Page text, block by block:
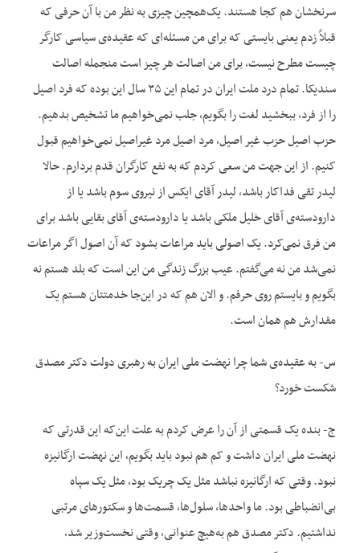
سرنخشان هم کجا هستند. یک‌همچین چیزی به نظر من با آن حرفی که
قبلاً زدم یعنی بایستی که برای من مسئله‌ای که عقیده‌ی سیاسی کارگر
چیست مطرح نیست، برای من اصالت هر چیز است منجمله اصالت
سندیکا. تمام درد ملت ایران در تمام این ۳۵ سال این بوده که فرد اصیل
را از فرد، ببخشید لغت را بگویم، جلب نمی‌خواهیم ما تشخیص بدهیم.
حزب اصیل حزب غیر اصیل، مرد اصیل مرد غیراصیل نمی‌خواهیم قبول
کنیم. از این جهت من سعی کردم که به نفع کارگران قدم بردارم. حالا
لیدر تقی فداکار باشد، لیدر آقای ایکس از نیروی سوم باشد یا از
دارودسته‌ی آقای خلیل ملکی باشد یا دارودسته‌ی آقای بقایی باشد برای
من فرق نمی‌کرد. یک اصولی باید مراعات بشود که آن اصول اگر مراعات
نمی‌شد من نه می‌گفتم. عیب بزرگ زندگی من این است که بلد هستم نه
بگویم و بایستم روی حرفم. و الان هم که در این‌جا خدمتتان هستم یک
مقدارش هم همان است.
س- به عقیده‌ی شما چرا نهضت ملی ایران به رهبری دولت دکتر مصدق
شکست خورد؟
ج- بنده یک قسمتی از آن را عرض کردم به علت این‌که این قدرتی که
نهضت ملی ایران داشت و کم هم نبود باید بگویم، این نهضت ارگانیزه
نبود. وقتی که ارگانیزه نباشد مثل یک چریک بود، مثل یک سپاه
بی‌انضباطی بود. ما واحدها، سلول‌ها، قسمت‌ها و سکتورهای مرتبی
نداشتیم. دکتر مصدق هم به‌هیچ عنوانی، وقتی نخست‌وزیر شد،